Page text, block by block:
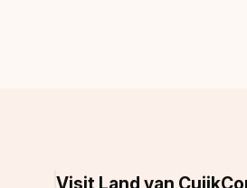
Visit Land van Cuijk